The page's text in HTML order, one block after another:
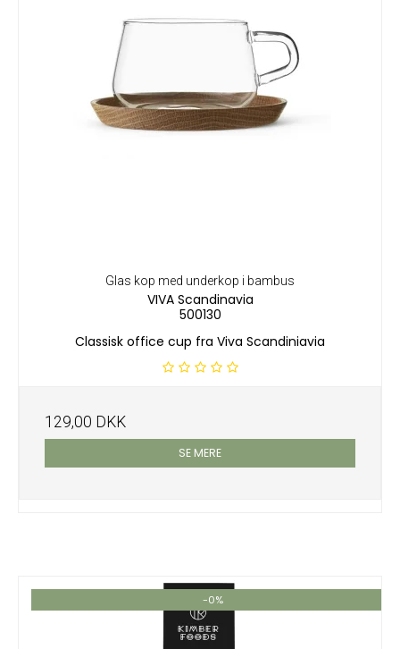
Glas kop med underkop i bambus
VIVA Scandinavia
500130
Classisk office cup fra Viva Scandiniavia
129,00 DKK
SE MERE
-0%